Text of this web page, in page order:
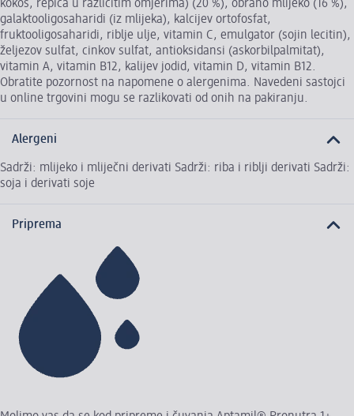
kokos, repica u različitim omjerima) (20 %), obrano mlijeko (16 %),
galaktooligosaharidi (iz mlijeka), kalcijev ortofosfat,
fruktooligosaharidi, riblje ulje, vitamin C, emulgator (sojin lecitin),
željezov sulfat, cinkov sulfat, antioksidansi (askorbilpalmitat),
vitamin A, vitamin B12, kalijev jodid, vitamin D, vitamin B12.
Obratite pozornost na napomene o alergenima. Navedeni sastojci
u online trgovini mogu se razlikovati od onih na pakiranju.
Alergeni
Sadrži: mlijeko i mliječni derivati Sadrži: riba i riblji derivati Sadrži:
soja i derivati soje
Priprema